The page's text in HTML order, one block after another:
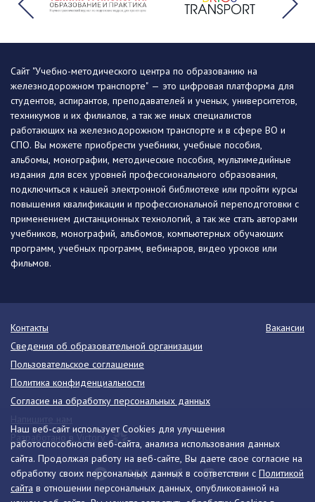
Наш веб-сайт использует Cookies для улучшения
работоспособности веб-сайта, анализа использования данных
сайта. Продолжая работу на веб-сайте, Вы даете свое согласие на
обработку своих персональных данных в соответствии с Политикой
сайта в отношении персональных данных, опубликованной на
Сайт "Учебно-методического центра по образованию на
железнодорожном транспорте" — это цифровая платформа для
студентов, аспирантов, преподавателей и ученых, университетов,
техникумов и их филиалов, а так же иных специалистов
работающих на железнодорожном транспорте и в сфере ВО и
СПО. Вы можете приобрести учебники, учебные пособия,
альбомы, монографии, методические пособия, мультимедийные
издания для всех уровней профессионального образования,
подключиться к нашей электронной библиотеке или пройти курсы
повышения квалификации и профессиональной переподготовки с
применением дистанционных технологий, а так же стать авторами
учебников, монографий, альбомов, компьютерных обучающих
программ, учебных программ, вебинаров, видео уроков или
фильмов.
Контакты
Вакансии
Сведения об образовательной организации
Пользовательское соглашение
Политика конфиденциальности
Согласие на обработку персональных данных
Разработано в Victory